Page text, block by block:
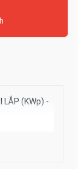
LẮP (KWp) -